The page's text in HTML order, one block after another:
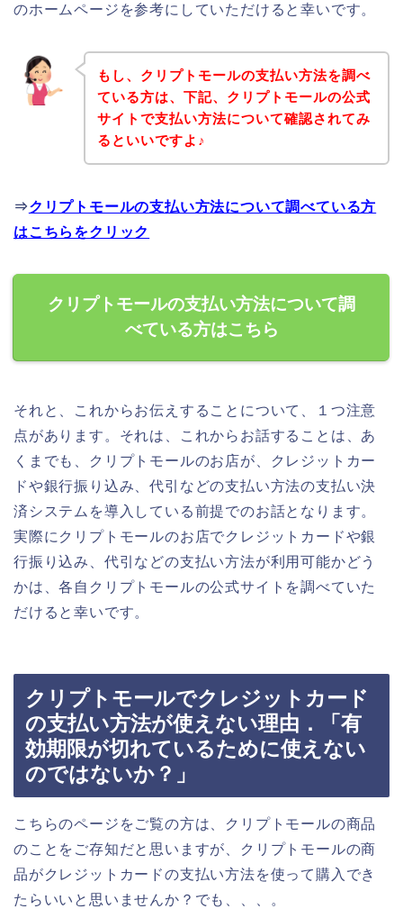
のホームページを参考にしていただけると幸いです。
もし、クリプトモールの支払い方法を調べ
ている方は、下記、クリプトモールの公式
サイトで支払い方法について確認されてみ
るといいですよ♪
⇒クリプトモールの支払い方法について調べている方
はこちらをクリック
クリプトモールの支払い方法について調
べている方はこちら
それと、これからお伝えすることについて、１つ注意
点があります。それは、これからお話することは、あ
くまでも、クリプトモールのお店が、クレジットカー
ドや銀行振り込み、代引などの支払い方法の支払い決
済システムを導入している前提でのお話となります。
実際にクリプトモールのお店でクレジットカードや銀
行振り込み、代引などの支払い方法が利用可能かどう
かは、各自クリプトモールの公式サイトを調べていた
だけると幸いです。
クリプトモールでクレジットカード
の支払い方法が使えない理由．「有
効期限が切れているために使えない
のではないか？」
こちらのページをご覧の方は、クリプトモールの商品
のことをご存知だと思いますが、クリプトモールの商
品がクレジットカードの支払い方法を使って購入でき
たらいいと思いませんか？でも、、、。